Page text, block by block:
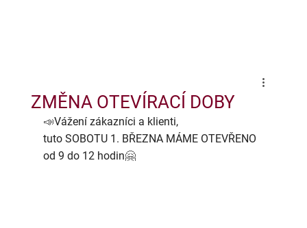
ZMĚNA OTEVÍRACÍ DOBY
📣Vážení zákazníci a klienti,
tuto SOBOTU 1. BŘEZNA MÁME OTEVŘENO
od 9 do 12 hodin🤗